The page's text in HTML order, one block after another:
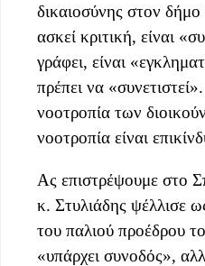
δικαιοσύνης στον
ασκεί κριτική, είναι
γράφει, είναι
πρέπει να
νοοτροπία των
νοοτροπία είναι
Ας επιστρέψουμε στο
κ. Στυλιάδης ψέλλισε
του παλιού προέδρου
«υπάρχει συνοδός»,